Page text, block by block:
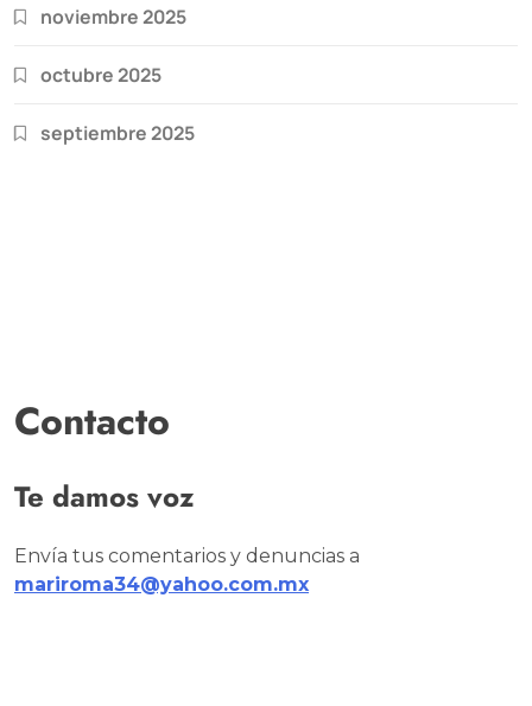
noviembre 2025
octubre 2025
septiembre 2025
Contacto
Te damos voz
Envía tus comentarios y denuncias a
mariroma34@yahoo.com.mx